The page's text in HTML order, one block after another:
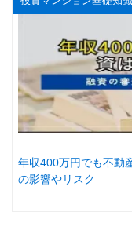
年収400万円でも不動
の影響やリスク